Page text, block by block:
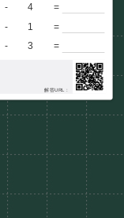
- 4 =
- 1 =
- 3 =
解答URL :